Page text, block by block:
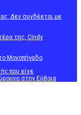
Δεν συνδέεται με
της, Cindy
Μονοπήγαδο
που είχε
στην Εύβοια